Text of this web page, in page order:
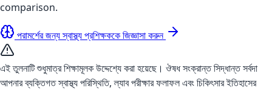
comparison.
পরামর্শের জন্য স্বাস্থ্য প্রশিক্ষককে জিজ্ঞাসা করুন
এই তুলনাটি শুধুমাত্র শিক্ষামূলক উদ্দেশ্যে করা হয়েছে। ঔষধ সংক্রান্ত সিদ্ধান্ত সর্বদা
আপনার ব্যক্তিগত স্বাস্থ্য পরিস্থিতি, ল্যাব পরীক্ষার ফলাফল এবং চিকিৎসার ইতিহাসের